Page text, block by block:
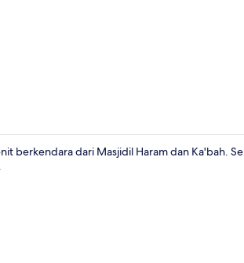
berkendara dari Masjidil Haram dan Ka'bah.